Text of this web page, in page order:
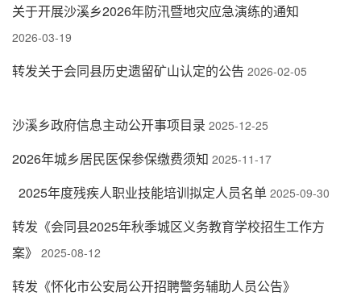
关于开展沙溪乡2026年防汛暨地灾应急演练的通知
2026-03-19
转发关于会同县历史遗留矿山认定的公告 2026-02-05
沙溪乡政府信息主动公开事项目录 2025-12-25
2026年城乡居民医保参保缴费须知 2025-11-17
2025年度残疾人职业技能培训拟定人员名单 2025-09-30
转发《会同县2025年秋季城区义务教育学校招生工作方
案》 2025-08-12
转发《怀化市公安局公开招聘警务辅助人员公告》